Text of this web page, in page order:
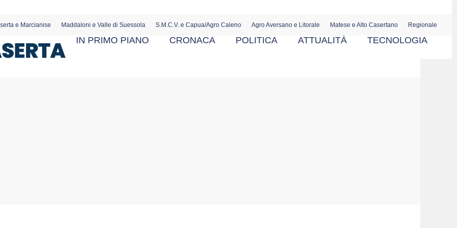
e Marcianise Maddaloni e Valle di Suessola S.M.C.V. e Capua/Agro Caleno Agro Aversano e Litorale Matese e Alto Casertano Regionale
IN PRIMO PIANO CRONACA POLITICA ATTUALITÀ TECNOLOGIA